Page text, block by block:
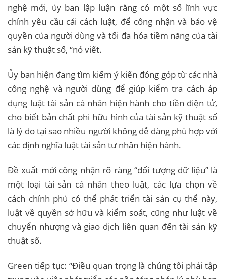
nghệ mới, ủy ban lập luận rằng có một số lĩnh vực
chính yêu cầu cải cách luật, để công nhận và bảo vệ
quyền của người dùng và tối đa hóa tiềm năng của tài
sản kỹ thuật số, “nó viết.
Ủy ban hiện đang tìm kiếm ý kiến ​​đóng góp từ các nhà
công nghệ và người dùng để giúp kiểm tra cách áp
dụng luật tài sản cá nhân hiện hành cho tiền điện tử,
cho biết bản chất phi hữu hình của tài sản kỹ thuật số
là lý do tại sao nhiều người không dễ dàng phù hợp với
các định nghĩa luật tài sản tư nhân hiện hành.
Đề xuất mới công nhận rõ ràng “đối tượng dữ liệu” là
một loại tài sản cá nhân theo luật, các lựa chọn về
cách chính phủ có thể phát triển tài sản cụ thể này,
luật về quyền sở hữu và kiểm soát, cũng như luật về
chuyển nhượng và giao dịch liên quan đến tài sản kỹ
thuật số.
Green tiếp tục: “Điều quan trọng là chúng tôi phải tập